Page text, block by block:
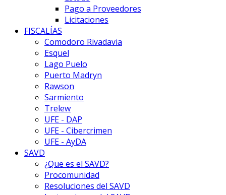
Pago a Proveedores
Licitaciones
FISCALÍAS
Comodoro Rivadavia
Esquel
Lago Puelo
Puerto Madryn
Rawson
Sarmiento
Trelew
UFE - DAP
UFE - Cibercrimen
UFE - AyDA
SAVD
¿Que es el SAVD?
Procomunidad
Resoluciones del SAVD